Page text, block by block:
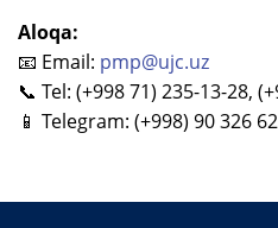
Aloqa:
📧 Email: pmp@ujc.uz
📞 Tel: (+998 71) 235-13-28,
📱 Telegram: (+998) 90 326